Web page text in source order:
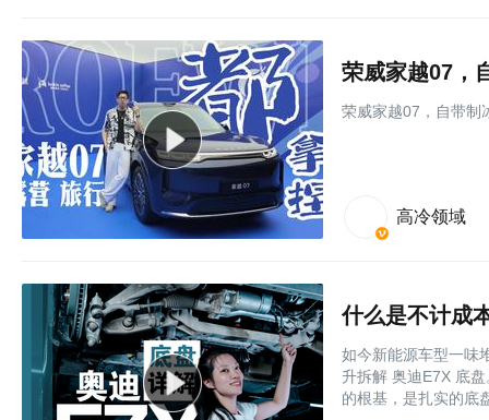
荣威家越07，
荣威家越07，自带制
高冷领域
什么是不计成
如今新能源车型一味
升拆解 奥迪E7X 底
的根基，是扎实的底